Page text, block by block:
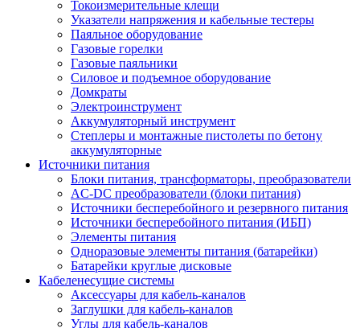
Токоизмерительные клещи
Указатели напряжения и кабельные тестеры
Паяльное оборудование
Газовые горелки
Газовые паяльники
Силовое и подъемное оборудование
Домкраты
Электроинструмент
Аккумуляторный инструмент
Степлеры и монтажные пистолеты по бетону
аккумуляторные
Источники питания
Блоки питания, трансформаторы, преобразователи
AC-DC преобразователи (блоки питания)
Источники бесперебойного и резервного питания
Источники бесперебойного питания (ИБП)
Элементы питания
Одноразовые элементы питания (батарейки)
Батарейки круглые дисковые
Кабеленесущие системы
Аксессуары для кабель-каналов
Заглушки для кабель-каналов
Углы для кабель-каналов